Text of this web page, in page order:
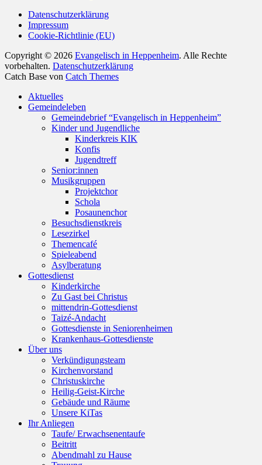
Datenschutzerklärung
Impressum
Cookie-Richtlinie (EU)
Copyright © 2026 Evangelisch in Heppenheim. Alle Rechte
vorbehalten. Datenschutzerklärung
Catch Base von Catch Themes
oben
scrollen
Aktuelles
Gemeindeleben
Gemeindebrief “Evangelisch in Heppenheim”
Kinder und Jugendliche
Kinderkreis KIK
Konfis
Jugendtreff
Senior:innen
Musikgruppen
Projektchor
Schola
Posaunenchor
Besuchsdienstkreis
Lesezirkel
Themencafé
Spieleabend
Asylberatung
Gottesdienst
Kinderkirche
Zu Gast bei Christus
mittendrin-Gottesdienst
Taizé-Andacht
Gottesdienste in Seniorenheimen
Krankenhaus-Gottesdienste
Über uns
Verkündigungsteam
Kirchenvorstand
Christuskirche
Heilig-Geist-Kirche
Gebäude und Räume
Unsere KiTas
Ihr Anliegen
Taufe/ Erwachsenentaufe
Beitritt
Abendmahl zu Hause